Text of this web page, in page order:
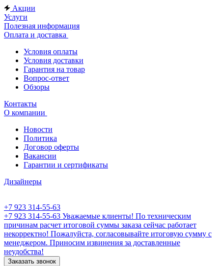
Акции
Услуги
Полезная информация
Оплата и доставка
Условия оплаты
Условия доставки
Гарантия на товар
Вопрос-ответ
Обзоры
Контакты
О компании
Новости
Политика
Договор оферты
Вакансии
Гарантии и сертификаты
Дизайнеры
+7 923 314-55-63
+7 923 314-55-63 Уважаемые клиенты! По техническим
причинам расчет итоговой суммы заказа сейчас работает
некорректно! Пожалуйста, согласовывайте итоговую сумму с
менеджером. Приносим извинения за доставленные
неудобства!
Заказать звонок